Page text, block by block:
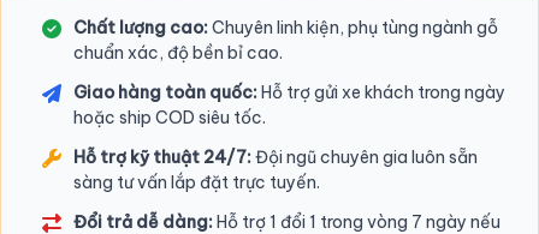
Chất lượng cao:Chuyên linh kiện, phụ tùng ngành gỗ
chuẩn xác, độ bền bỉ cao.
Giao hàng toàn quốc:Hỗ trợ gửi xe khách trong ngày
hoặc ship COD siêu tốc.
Hỗ trợ kỹ thuật 24/7:Đội ngũ chuyên gia luôn sẵn
sàng tư vấn lắp đặt trực tuyến.
Đổi trả dễ dàng:Hỗ trợ 1 đổi 1 trong vòng 7 ngày nếu